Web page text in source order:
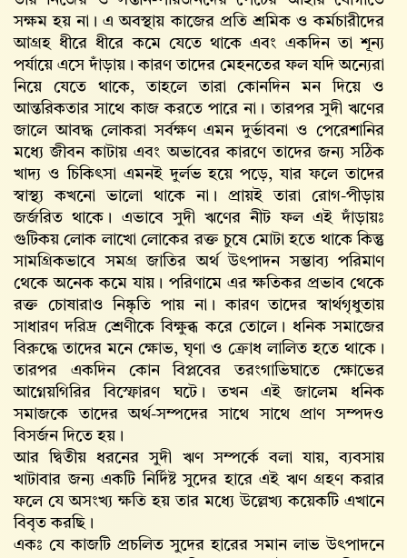
সক্ষম হয় না। এ অবস্থায় কাজের প্রতি শ্রমিক ও কর্মচারীদের
আগ্রহ ধীরে ধীরে কমে যেতে থাকে এবং একদিন তা শূন্য
পর্যায়ে এসে দাঁড়ায়। কারণ তাদের মেহনতের ফল যদি অন্যেরা
নিয়ে যেতে থাকে, তাহলে তারা কোনদিন মন দিয়ে ও
আন্তরিকতার সাথে কাজ করতে পারে না। তারপর সুদী ঋণের
জালে আবদ্ধ লোকরা সর্বক্ষণ এমন দুর্ভাবনা ও পেরেশানির
মধ্যে জীবন কাটায় এবং অভাবের কারণে তাদের জন্য সঠিক
খাদ্য ও চিকিৎসা এমনই দুর্লভ হয়ে পড়ে, যার ফলে তাদের
স্বাস্থ্য কখনো ভালো থাকে না। প্রায়ই তারা রোগ-পীড়ায়
জর্জরিত থাকে। এভাবে সুদী ঋণের নীট ফল এই দাঁড়ায়ঃ
গুটিকয় লোক লাখো লোকের রক্ত চুষে মোটা হতে থাকে কিন্তু
সামগ্রিকভাবে সমগ্র জাতির অর্থ উৎপাদন সম্ভাব্য পরিমাণ
থেকে অনেক কমে যায়। পরিণামে এর ক্ষতিকর প্রভাব থেকে
রক্ত চোষারাও নিষ্কৃতি পায় না। কারণ তাদের স্বার্থগৃধুতায়
সাধারণ দরিদ্র শ্রেণীকে বিক্ষুব্ধ করে তোলে। ধনিক সমাজের
বিরুদ্ধে তাদের মনে ক্ষোভ, ঘৃণা ও ক্রোধ লালিত হতে থাকে।
তারপর একদিন কোন বিপ্লবের তরংগাভিঘাতে ক্ষোভের
আগ্নেয়গিরির বিস্ফোরণ ঘটে। তখন এই জালেম ধনিক
সমাজকে তাদের অর্থ-সম্পদের সাথে সাথে প্রাণ সম্পদও
বিসর্জন দিতে হয়।
আর দ্বিতীয় ধরনের সুদী ঋণ সম্পর্কে বলা যায়, ব্যবসায়
খাটাবার জন্য একটি নির্দিষ্ট সুদের হারে এই ঋণ গ্রহণ করার
ফলে যে অসংখ্য ক্ষতি হয় তার মধ্যে উল্লেখ্য কয়েকটি এখানে
বিবৃত করছি।
একঃ যে কাজটি প্রচলিত সুদের হারের সমান লাভ উৎপাদনে